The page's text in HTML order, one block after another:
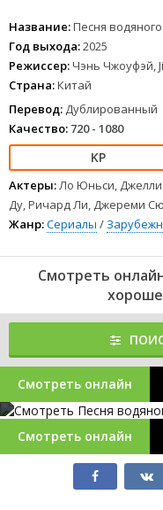
Название:Песня
Год выхода:2025
Режиссер:Чэнь Чжоуфэй,
Страна:Китай
Перевод: Дублированный
Качество: 720 - 1080
Актеры:Ло Юньси,
Ду, Ричард Ли, Джереми
Жанр:Сериалы /
Смотреть
Смотреть онлайн
Смотреть онлайн